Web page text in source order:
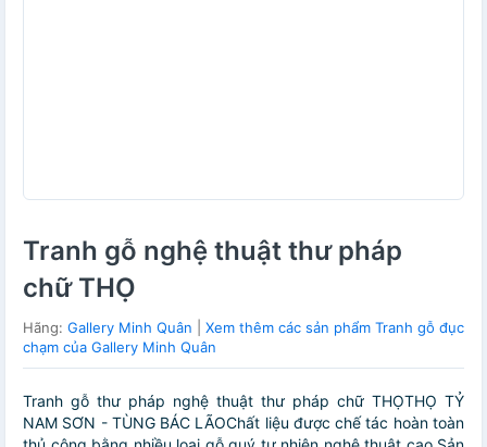
Tranh gỗ nghệ thuật thư pháp
chữ THỌ
Hãng: Gallery Minh Quân
Xem thêm các sản phẩm Tranh gỗ đục
chạm của Gallery Minh Quân
Tranh gỗ thư pháp nghệ thuật thư pháp chữ THỌTHỌ TỶ
NAM SƠN - TÙNG BÁC LÃOChất liệu được chế tác hoàn toàn